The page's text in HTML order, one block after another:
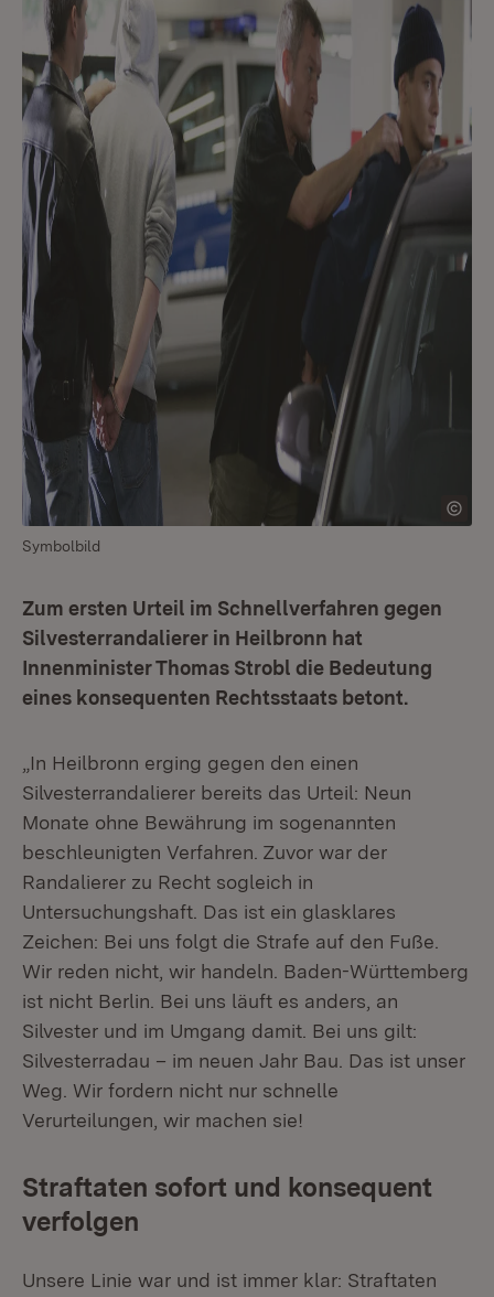
Symbolbild
Zum ersten Urteil im Schnellverfahren gegen
Silvesterrandalierer in Heilbronn hat
Innenminister Thomas Strobl die Bedeutung
eines konsequenten Rechtsstaats betont.
„In Heilbronn erging gegen den einen
Silvesterrandalierer bereits das Urteil: Neun
Monate ohne Bewährung im sogenannten
beschleunigten Verfahren. Zuvor war der
Randalierer zu Recht sogleich in
Untersuchungshaft. Das ist ein glasklares
Zeichen: Bei uns folgt die Strafe auf den Fuße.
Wir reden nicht, wir handeln. Baden-Württemberg
ist nicht Berlin. Bei uns läuft es anders, an
Silvester und im Umgang damit. Bei uns gilt:
Silvesterradau – im neuen Jahr Bau. Das ist unser
Weg. Wir fordern nicht nur schnelle
Verurteilungen, wir machen sie!
Straftaten sofort und konsequent
verfolgen
Unsere Linie war und ist immer klar: Straftaten